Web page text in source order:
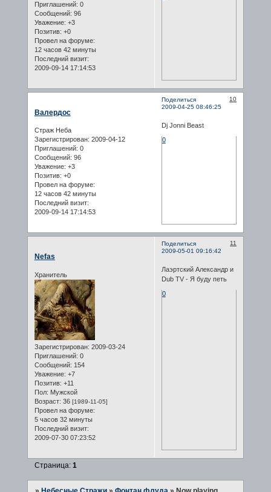
Приглашений: 0
Сообщений: 96
Уважение: +3
Позитив: +0
Провел на форуме:
12 часов 42 минуты
Последний визит:
2009-09-14 17:14:53
Поделиться
10
2009-04-25 08:46:25
Валердос
Страж Неба
Зарегистрирован: 2009-04-12
Приглашений: 0
Сообщений: 96
Уважение: +3
Позитив: +0
Провел на форуме:
12 часов 42 минуты
Последний визит:
2009-09-14 17:14:53
Dj Jonni Beast
0
Поделиться
11
2009-05-01 09:16:42
Nefas
Хранитель
Зарегистрирован: 2009-03-24
Приглашений: 0
Сообщений: 154
Уважение: +7
Позитив: +11
Пол: Мужской
Возраст: 36 [1989-11-05]
Провел на форуме:
5 часов 32 минуты
Последний визит:
2009-07-30 07:23:52
Лаэртский Александр и
Dub TV - Я буду петь
0
Страница: 1